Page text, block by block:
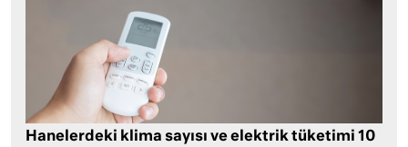
Hanelerdeki klima sayısı ve elektrik tüketimi 10